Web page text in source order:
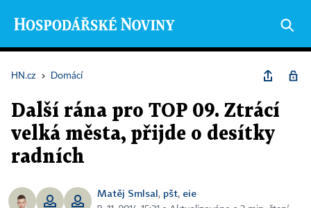
HN.cz › Domácí
Další rána pro TOP 09. Ztrácí
velká města, přijde o desítky
radních
Matěj Smlsal, pšt, eie